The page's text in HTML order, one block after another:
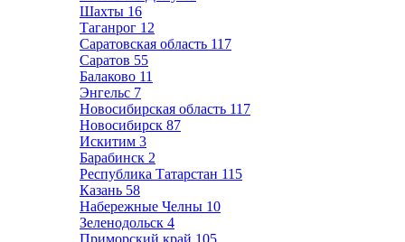
Шахты 16
Таганрог 12
Саратовская область 117
Саратов 55
Балаково 11
Энгельс 7
Новосибирская область 117
Новосибирск 87
Искитим 3
Барабинск 2
Республика Татарстан 115
Казань 58
Набережные Челны 10
Зеленодольск 4
Приморский край 105